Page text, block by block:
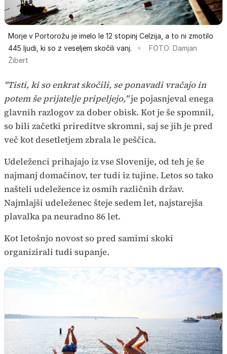
Morje v Portorožu je imelo le 12 stopinj Celzija, a to ni zmotilo
445 ljudi, ki so z veseljem skočili vanj.
FOTO: Damjan
Žibert
"Tisti, ki so enkrat skočili, se ponavadi vračajo in
potem še prijatelje pripeljejo,"je pojasnjeval enega
glavnih razlogov za dober obisk. Kot je še spomnil,
so bili začetki prireditve skromni, saj se jih je pred
več kot desetletjem zbrala le peščica.
Udeleženci prihajajo iz vse Slovenije, od teh je še
najmanj domačinov, ter tudi iz tujine. Letos so tako
našteli udeležence iz osmih različnih držav.
Najmlajši udeleženec šteje sedem let, najstarejša
plavalka pa neuradno 86 let.
Kot letošnjo novost so pred samimi skoki
organizirali tudi supanje.